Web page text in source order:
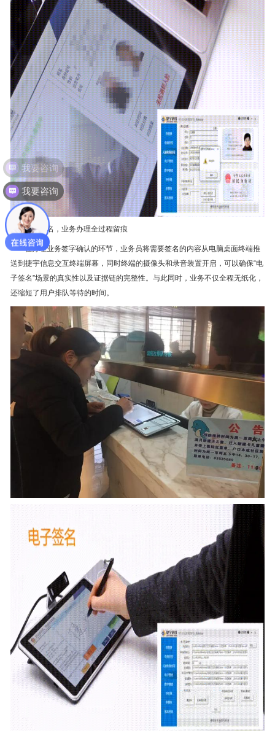
电子签名，业务办理全过程留痕
在办理业务签字确认的环节，业务员将需要签名的内容从电脑桌面终端推
送到捷宇信息交互终端屏幕，同时终端的摄像头和录音装置开启，可以确保“电
子签名”场景的真实性以及证据链的完整性。与此同时，业务不仅全程无纸化，
还缩短了用户排队等待的时间。
我要咨询